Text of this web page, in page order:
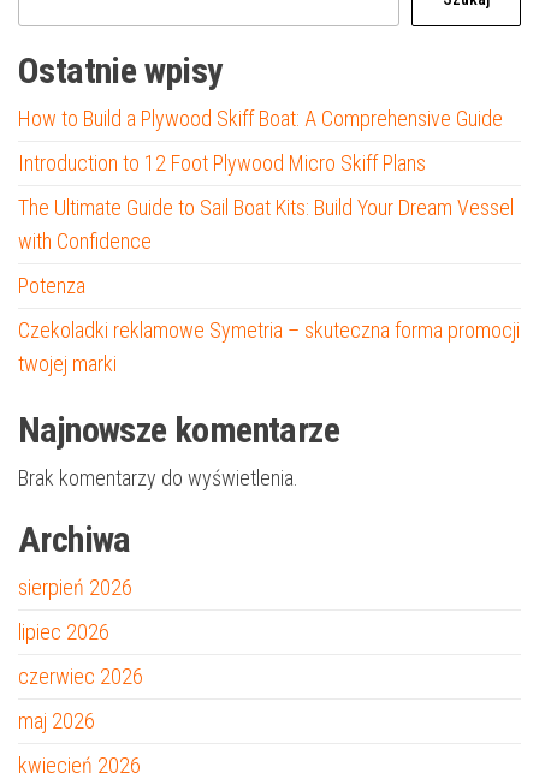
Ostatnie wpisy
How to Build a Plywood Skiff Boat: A Comprehensive Guide
Introduction to 12 Foot Plywood Micro Skiff Plans
The Ultimate Guide to Sail Boat Kits: Build Your Dream Vessel
with Confidence
Potenza
Czekoladki reklamowe Symetria – skuteczna forma promocji
twojej marki
Najnowsze komentarze
Brak komentarzy do wyświetlenia.
Archiwa
sierpień 2026
lipiec 2026
czerwiec 2026
maj 2026
kwiecień 2026